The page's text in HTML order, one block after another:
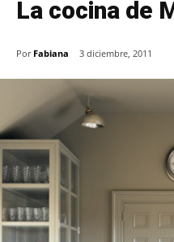
La cocina de
Por Fabiana 3 diciembre, 2011